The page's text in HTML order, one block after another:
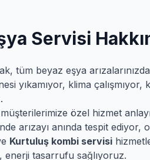
Servisi
tüm beyaz eşya
yıkamıyor, klima
özel hizmet
arızayı anında tespit
Kurtuluş kombi servisi
enerji tasarrufu sağlıyoruz.